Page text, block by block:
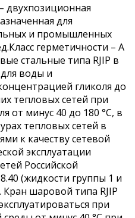
двухпозиционная
для
и промышленных
герметичности – А
стальные типа RJIP в
воды и
гликоля до
тепловых сетей при
от минус 40 до 180 °С, в
тепловых сетей в
к качеству сетевой
эксплуатации
Российской
(жидкости группы 1 и
Кран шаровой типа RJIP
при